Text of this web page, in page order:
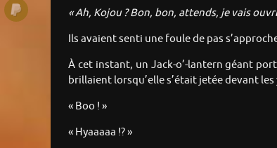
« Ah, Kojou ? Bon, bon, attends, je vais
Ils avaient senti une foule de pas
À cet instant, un Jack-o’-lantern géant
brillaient lorsqu’elle s’était jetée devant
« Boo ! »
« Hyaaaaa !? »